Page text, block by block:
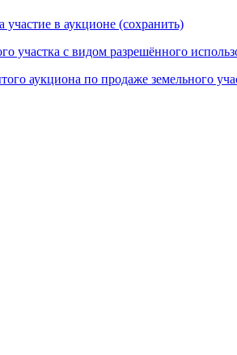
в аукционе (сохранить)
участка с видом разрешённого
аукциона по продаже земельного